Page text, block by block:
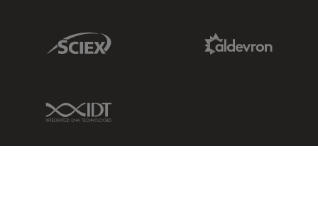
Sciex Link
IDT Link